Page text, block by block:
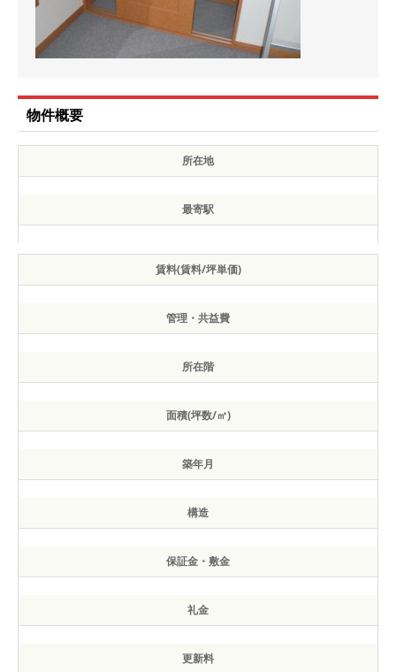
物件概要
所在地
最寄駅
賃料(賃料/坪単価)
管理・共益費
所在階
面積(坪数/㎡)
築年月
構造
保証金・敷金
礼金
更新料